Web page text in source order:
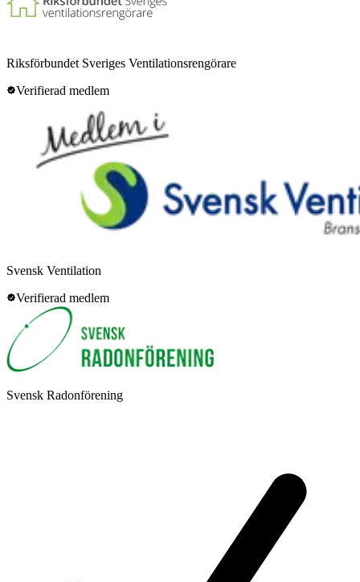
Riksförbundet Sveriges Ventilationsrengörare
Verifierad medlem
Svensk Ventilation
Verifierad medlem
Svensk Radonförening